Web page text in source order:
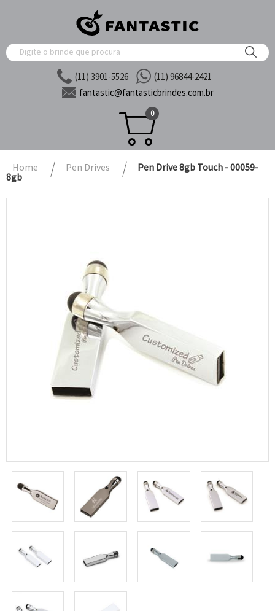
(11) 3901-5526
(11) 96844-2421
fantastic@fantasticbrindes.com.br
0
Home Pen Drives
Pen Drive 8gb Touch - 00059-
8gb